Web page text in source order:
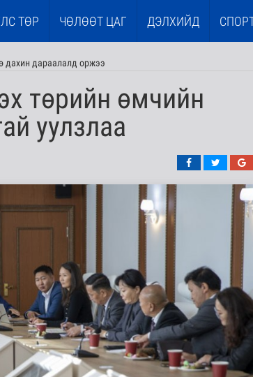
ТӨР ЧӨЛӨӨТ ЦАГ ДЭЛХИЙД
дахин дараалалд оржээ
төрийн өмчийн
уулзлаа